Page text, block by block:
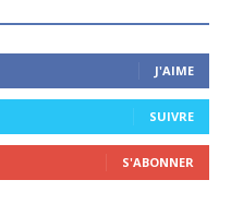
J'AIME
SUIVRE
S'ABONNER